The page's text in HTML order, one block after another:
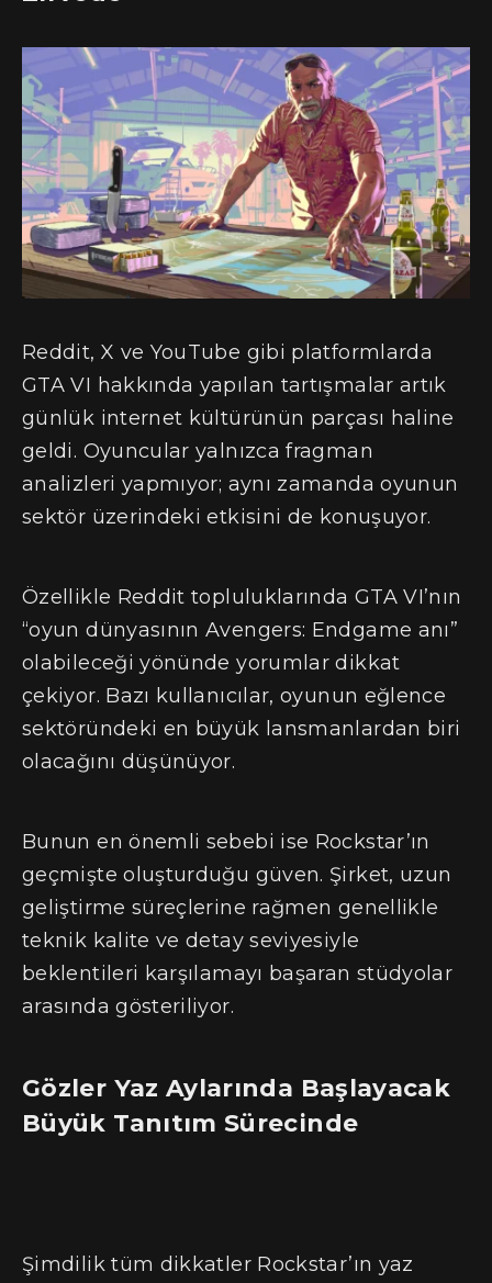
Reddit, X ve YouTube gibi platformlarda
GTA VI hakkında yapılan tartışmalar artık
günlük internet kültürünün parçası haline
geldi. Oyuncular yalnızca fragman
analizleri yapmıyor; aynı zamanda oyunun
sektör üzerindeki etkisini de konuşuyor.
Özellikle Reddit topluluklarında GTA VI’nın
“oyun dünyasının Avengers: Endgame anı”
olabileceği yönünde yorumlar dikkat
çekiyor. Bazı kullanıcılar, oyunun eğlence
sektöründeki en büyük lansmanlardan biri
olacağını düşünüyor.
Bunun en önemli sebebi ise Rockstar’ın
geçmişte oluşturduğu güven. Şirket, uzun
geliştirme süreçlerine rağmen genellikle
teknik kalite ve detay seviyesiyle
beklentileri karşılamayı başaran stüdyolar
arasında gösteriliyor.
Gözler Yaz Aylarında Başlayacak
Büyük Tanıtım Sürecinde
Şimdilik tüm dikkatler Rockstar’ın yaz